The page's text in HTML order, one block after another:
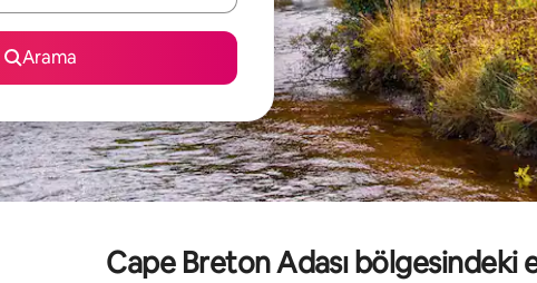
Arama
Cape Breton Adası bölgesindeki